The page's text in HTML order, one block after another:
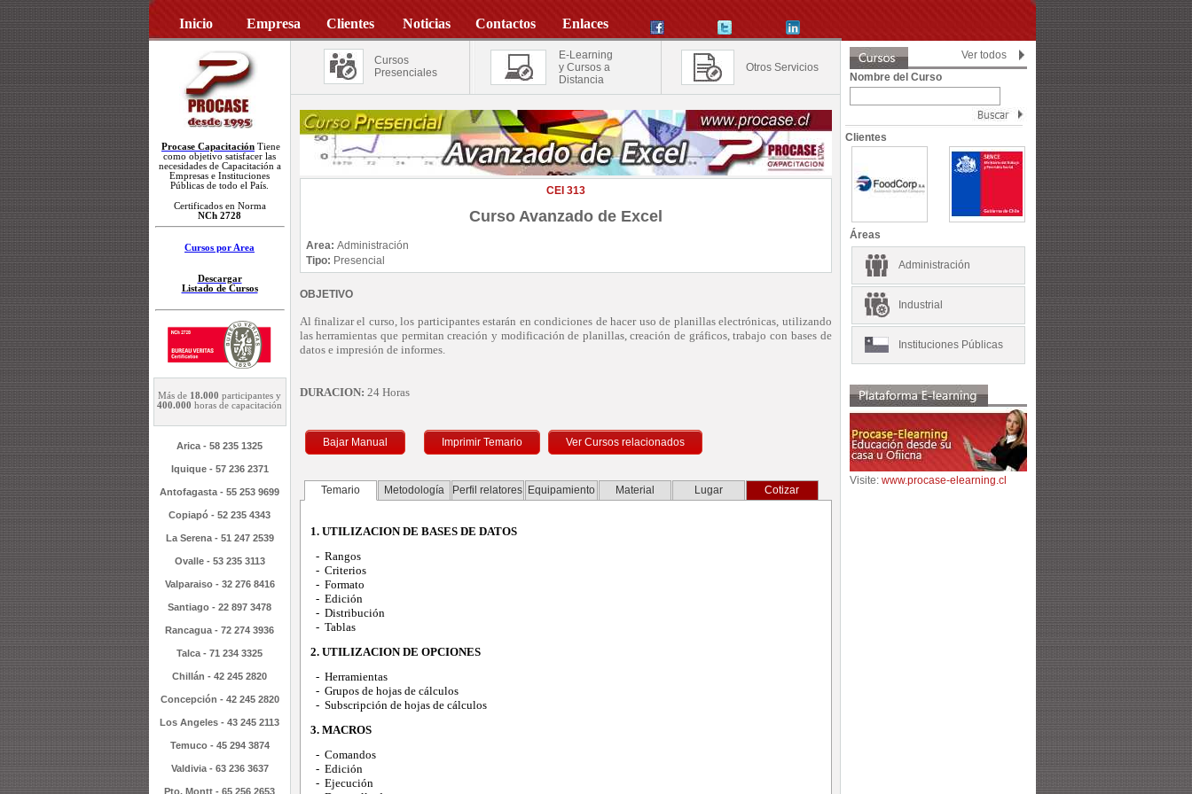
Inicio Empresa Clientes Noticias Contactos Enlaces
Procase Capacitación Tiene
como objetivo satisfacer las
necesidades de Capacitación a
Empresas e Instituciones
Públicas de todo el País.
Certificados en Norma
NCh 2728
Cursos por Area
Descargar
Listado de Cursos
Más de 18.000 participantes y
400.000 horas de capacitación
Arica - 58 235 1325
Iquique - 57 236 2371
Antofagasta - 55 253 9699
Copiapó - 52 235 4343
La Serena - 51 247 2539
Ovalle - 53 235 3113
Valparaiso - 32 276 8416
Santiago - 22 897 3478
Rancagua - 72 274 3936
Talca - 71 234 3325
Chillán - 42 245 2820
Concepción - 42 245 2820
Los Angeles - 43 245 2113
Temuco - 45 294 3874
Valdivia - 63 236 3637
Pto. Montt - 65 256 2653
Cursos
Presenciales
E-Learning
y Cursos a
Distancia
Otros Servicios
CEI 313
Curso Avanzado de Excel
Area: Administración
Tipo: Presencial
OBJETIVO
Al finalizar el curso, los participantes estarán en condiciones de hacer uso de planillas electrónicas, utilizando
las herramientas que permitan creación y modificación de planillas, creación de gráficos, trabajo con bases de
datos e impresión de informes.
DURACION: 24 Horas
Bajar Manual Imprimir Temario
Temario Metodología Perfil relatores Equipamiento Material Lugar Cotizar
1. UTILIZACION DE BASES DE DATOS
- Rangos
- Criterios
- Formato
- Edición
- Distribución
- Tablas
2. UTILIZACION DE OPCIONES
- Herramientas
- Grupos de hojas de cálculos
- Subscripción de hojas de cálculos
3. MACROS
- Comandos
- Edición
- Ejecución
Ver todos
Nombre del Curso
Clientes
Áreas
Administración
Industrial
Instituciones Públicas
Visite: www.procase-elearning.cl